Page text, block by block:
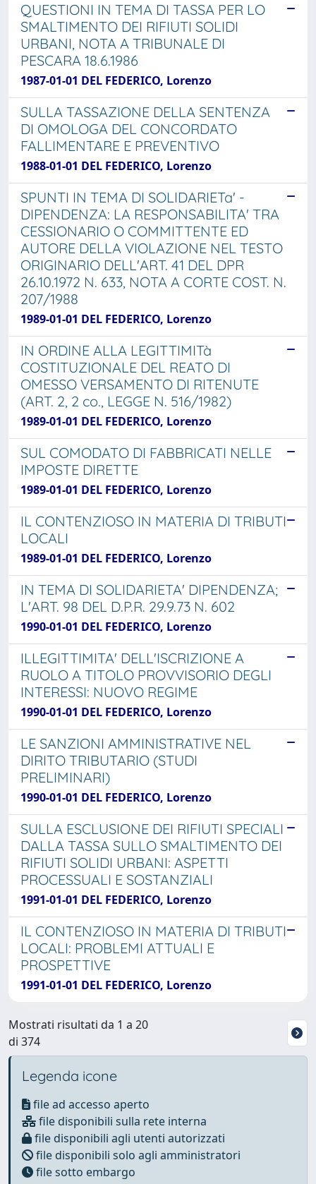
QUESTIONI IN TEMA DI TASSA PER LO
SMALTIMENTO DEI RIFIUTI SOLIDI
URBANI, NOTA A TRIBUNALE DI
PESCARA 18.6.1986
1987-01-01 DEL FEDERICO, Lorenzo
SULLA TASSAZIONE DELLA SENTENZA
DI OMOLOGA DEL CONCORDATO
FALLIMENTARE E PREVENTIVO
1988-01-01 DEL FEDERICO, Lorenzo
SPUNTI IN TEMA DI SOLIDARIETa' -
DIPENDENZA: LA RESPONSABILITA' TRA
CESSIONARIO O COMMITTENTE ED
AUTORE DELLA VIOLAZIONE NEL TESTO
ORIGINARIO DELL'ART. 41 DEL DPR
26.10.1972 N. 633, NOTA A CORTE COST. N.
207/1988
1989-01-01 DEL FEDERICO, Lorenzo
IN ORDINE ALLA LEGITTIMITà
COSTITUZIONALE DEL REATO DI
OMESSO VERSAMENTO DI RITENUTE
(ART. 2, 2 co., LEGGE N. 516/1982)
1989-01-01 DEL FEDERICO, Lorenzo
SUL COMODATO DI FABBRICATI NELLE
IMPOSTE DIRETTE
1989-01-01 DEL FEDERICO, Lorenzo
IL CONTENZIOSO IN MATERIA DI TRIBUTI
LOCALI
1989-01-01 DEL FEDERICO, Lorenzo
IN TEMA DI SOLIDARIETA' DIPENDENZA;
L'ART. 98 DEL D.P.R. 29.9.73 N. 602
1990-01-01 DEL FEDERICO, Lorenzo
ILLEGITTIMITA' DELL'ISCRIZIONE A
RUOLO A TITOLO PROVVISORIO DEGLI
INTERESSI: NUOVO REGIME
1990-01-01 DEL FEDERICO, Lorenzo
LE SANZIONI AMMINISTRATIVE NEL
DIRITO TRIBUTARIO (STUDI
PRELIMINARI)
1990-01-01 DEL FEDERICO, Lorenzo
SULLA ESCLUSIONE DEI RIFIUTI SPECIALI
DALLA TASSA SULLO SMALTIMENTO DEI
RIFIUTI SOLIDI URBANI: ASPETTI
PROCESSUALI E SOSTANZIALI
1991-01-01 DEL FEDERICO, Lorenzo
IL CONTENZIOSO IN MATERIA DI TRIBUTI
LOCALI: PROBLEMI ATTUALI E
PROSPETTIVE
1991-01-01 DEL FEDERICO, Lorenzo
Mostrati risultati da 1 a 20
di 374
Legenda icone
file ad accesso aperto
file disponibili sulla rete interna
file disponibili agli utenti autorizzati
file disponibili solo agli amministratori
file sotto embargo